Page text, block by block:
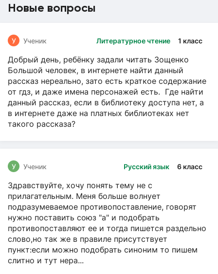
Новые вопросы
Литературное чтение 1 класс
У Ученик
Добрый день, ребёнку задали читать Зощенко
Большой человек, в интернете найти данный
рассказ нереально, зато есть краткое содержание
от гдз, и даже имена персонажей есть. Где найти
данный рассказ, если в библиотеку доступа нет, а
в интернете даже на платных библиотеках нет
такого рассказа?
Русский язык 6 класс
У Ученик
Здравствуйте, хочу понять тему не с
прилагательным. Меня больше волнует
подразумеваемое противопоставление, говорят
нужно поставить союз "а" и подобрать
противопоставляют ее и тогда пишется раздельно
слово,но так же в правиле присутствует
пункт:если можно подобрать синоним то пишем
слитно и тут нера...